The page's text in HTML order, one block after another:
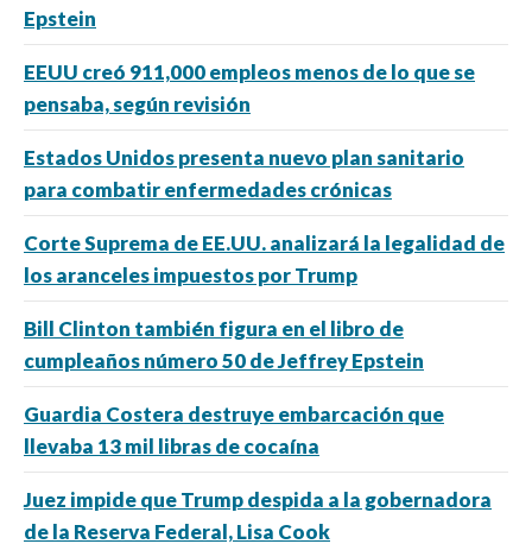
Epstein
EEUU creó 911,000 empleos menos de lo que se
pensaba, según revisión
Estados Unidos presenta nuevo plan sanitario
para combatir enfermedades crónicas
Corte Suprema de EE.UU. analizará la legalidad de
los aranceles impuestos por Trump
Bill Clinton también figura en el libro de
cumpleaños número 50 de Jeffrey Epstein
Guardia Costera destruye embarcación que
llevaba 13 mil libras de cocaína
Juez impide que Trump despida a la gobernadora
de la Reserva Federal, Lisa Cook